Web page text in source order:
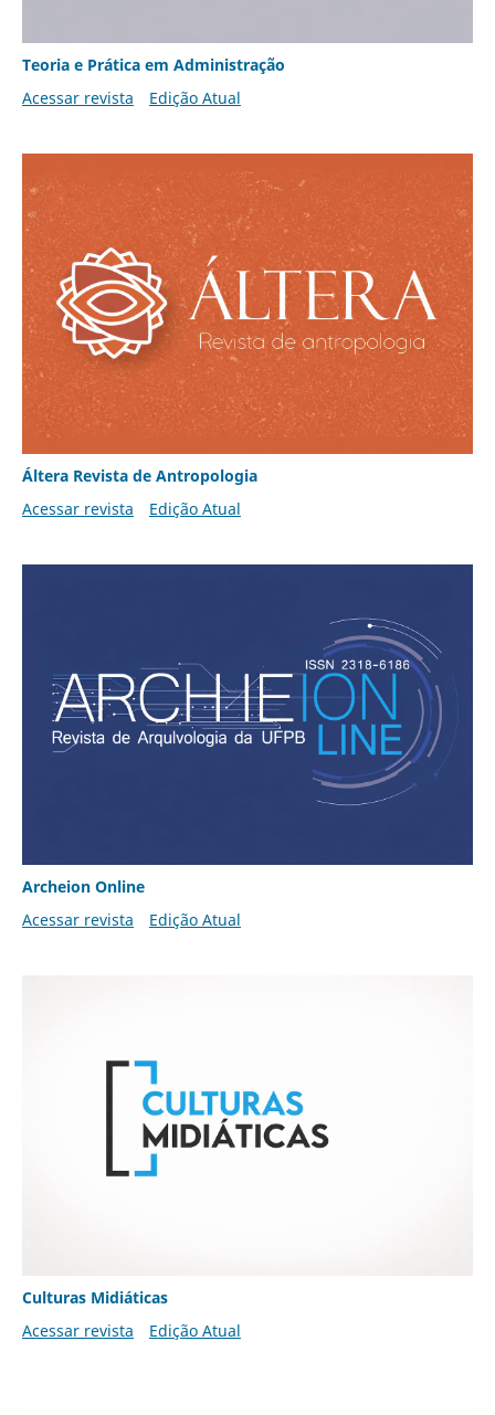
Teoria e Prática em Administração
Acessar revista
Edição Atual
Áltera Revista de Antropologia
Acessar revista
Edição Atual
Archeion Online
Acessar revista
Edição Atual
Culturas Midiáticas
Acessar revista
Edição Atual